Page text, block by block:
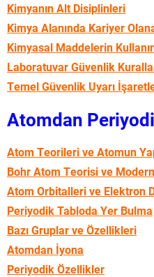
Kimyanın Alt Disiplinleri
Kimya Alanında Kariyer
Kimyasal Maddelerin
Laboratuvar Güvenlik
Temel Güvenlik Uyarı
Atomdan
Atom Teorileri ve Atomun
Bohr Atom Teorisi ve
Atom Orbitalleri ve Elektron
Periyodik Tabloda Yer Bulma
Bazı Gruplar ve Özellikleri
Atomdan İyona
Periyodik Özellikler